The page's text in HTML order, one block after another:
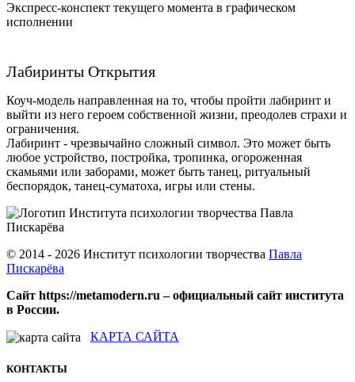
Экспресс-конспект текущего момента в графическом
исполнении
Лабиринты Открытия
Коуч-модель направленная на то, чтобы пройти лабиринт и
выйти из него героем собственной жизни, преодолев страхи и
ограничения.
Лабиринт - чрезвычайно сложный символ. Это может быть
любое устройство, постройка, тропинка, огороженная
скамьями или заборами, может быть танец, ритуальный
беспорядок, танец-суматоха, игры или стены.
© 2014 - 2026 Институт психологии творчества Павла
Пискарёва
Сайт https://metamodern.ru – официальный сайт института
в России.
КАРТА САЙТА
КОНТАКТЫ